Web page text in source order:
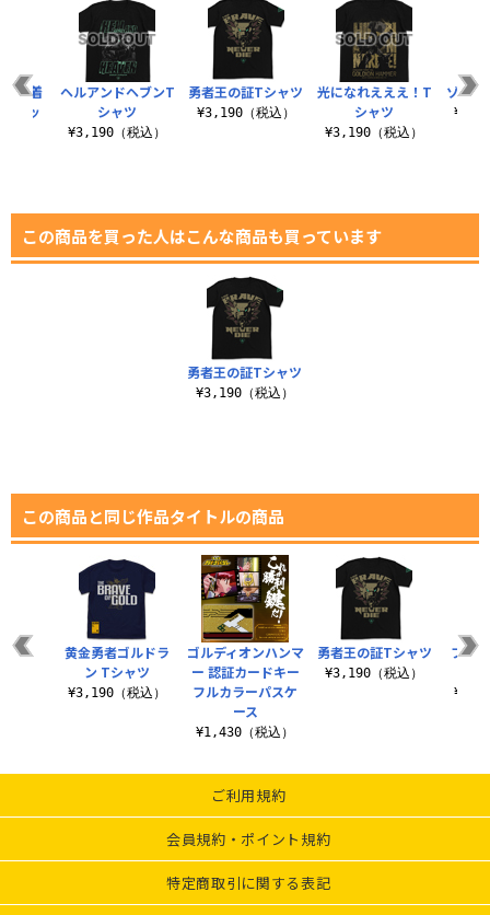
勇者王の証Tシャツ
¥3,190（税込）
光になれえええ！T
シャツ
¥3,190（税込）
ゾン
脱着
ワッ
ヘルアンドヘブンT
シャツ
¥3,190（税込）
この商品を買った人はこんな商品も買っています
勇者王の証Tシャツ
¥3,190（税込）
この商品と同じ作品タイトルの商品
ゴルディオンハンマ
ー 認証カードキー
フルカラーパスケ
ース
¥1,430（税込）
勇者王の証Tシャツ
¥3,190（税込）
ファ
黄金勇者ゴルドラ
ン Tシャツ
¥3,190（税込）
ご利用規約
会員規約・ポイント規約
特定商取引に関する表記